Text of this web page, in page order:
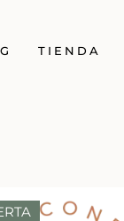
TIENDA